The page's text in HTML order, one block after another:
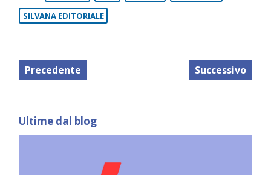
SILVANA EDITORIALE
Precedente Successivo
Ultime dal blog